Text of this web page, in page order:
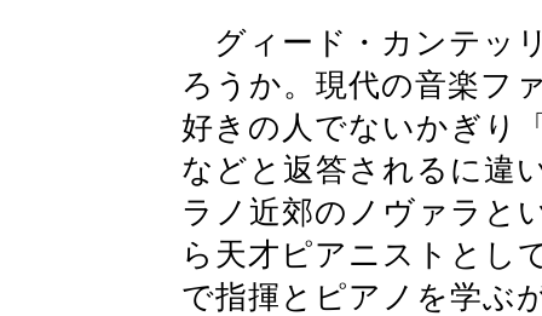
グィード・カンテッ
ろうか。現代の音楽フ
好きの人でないかぎり
などと返答されるに違
ラノ近郊のノヴァラと
ら天才ピアニストとし
で指揮とピアノを学ぶ